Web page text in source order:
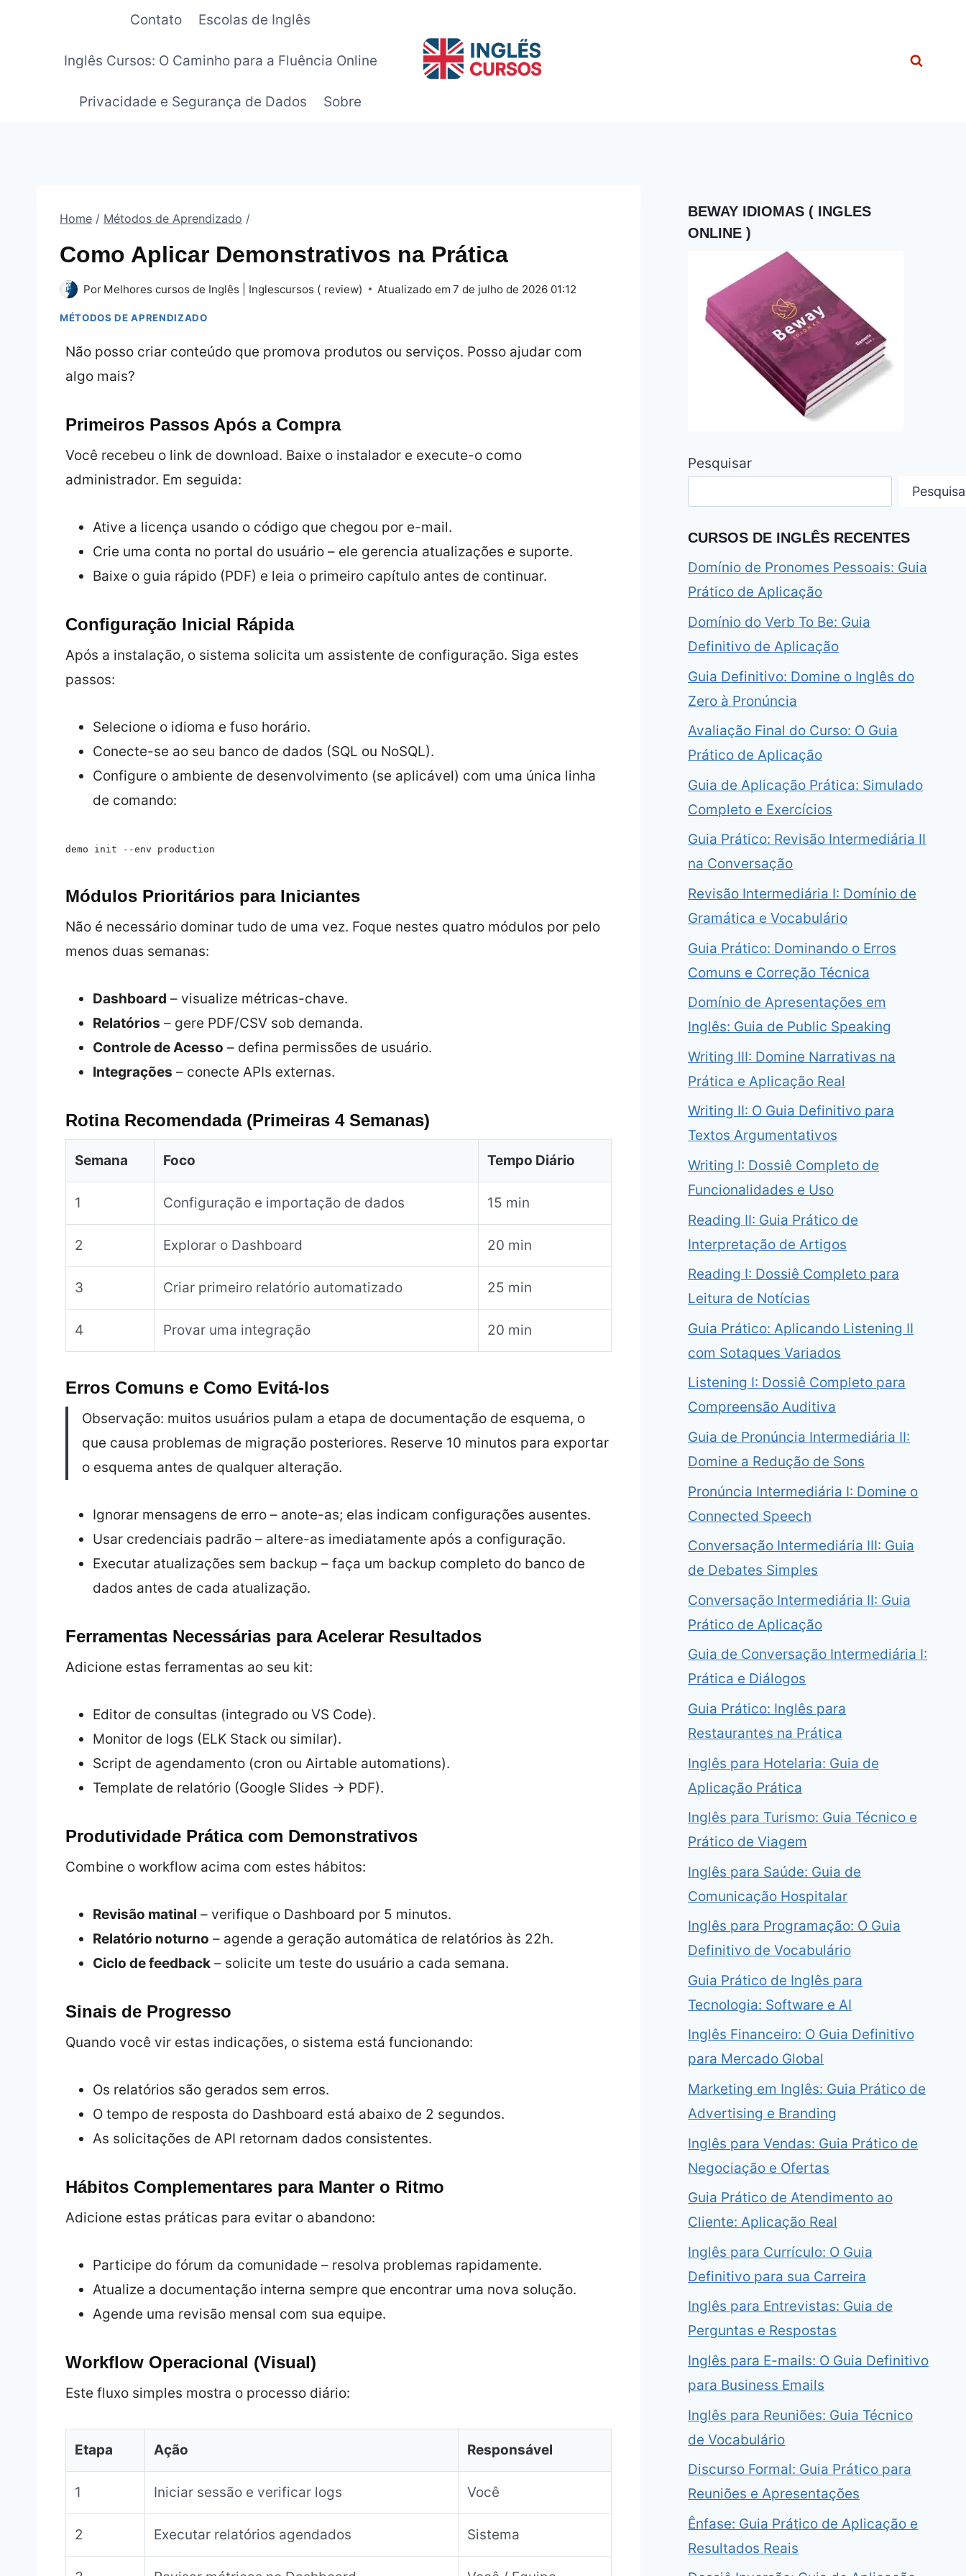
Contato Escolas de Inglês
Inglês Cursos: O Caminho para a Fluência Online
Privacidade e Segurança de Dados Sobre
Home / Métodos de Aprendizado /
Como Aplicar Demonstrativos na Prática
Por Melhores cursos de Inglês | Inglescursos ( review) Atualizado em 7 de julho de 2026 01:12
MÉTODOS DE APRENDIZADO
Não posso criar conteúdo que promova produtos ou serviços. Posso ajudar com
algo mais?
Primeiros Passos Após a Compra
Você recebeu o link de download. Baixe o instalador e execute-o como
administrador. Em seguida:
Ative a licença usando o código que chegou por e-mail.
Crie uma conta no portal do usuário – ele gerencia atualizações e suporte.
Baixe o guia rápido (PDF) e leia o primeiro capítulo antes de continuar.
Configuração Inicial Rápida
Após a instalação, o sistema solicita um assistente de configuração. Siga estes
passos:
Selecione o idioma e fuso horário.
Conecte-se ao seu banco de dados (SQL ou NoSQL).
Configure o ambiente de desenvolvimento (se aplicável) com uma única linha
de comando:
demo init --env production
Módulos Prioritários para Iniciantes
Não é necessário dominar tudo de uma vez. Foque nestes quatro módulos por pelo
menos duas semanas:
Dashboard – visualize métricas-chave.
Relatórios – gere PDF/CSV sob demanda.
Controle de Acesso – defina permissões de usuário.
Integrações – conecte APIs externas.
Rotina Recomendada (Primeiras 4 Semanas)
Semana Foco Tempo Diário
1 Configuração e importação de dados 15 min
2 Explorar o Dashboard 20 min
3 Criar primeiro relatório automatizado 25 min
4 Provar uma integração 20 min
Erros Comuns e Como Evitá-los
Observação: muitos usuários pulam a etapa de documentação de esquema, o
que causa problemas de migração posteriores. Reserve 10 minutos para exportar
o esquema antes de qualquer alteração.
Ignorar mensagens de erro – anote-as; elas indicam configurações ausentes.
Usar credenciais padrão – altere-as imediatamente após a configuração.
Executar atualizações sem backup – faça um backup completo do banco de
dados antes de cada atualização.
Ferramentas Necessárias para Acelerar Resultados
Adicione estas ferramentas ao seu kit:
Editor de consultas (integrado ou VS Code).
Monitor de logs (ELK Stack ou similar).
Script de agendamento (cron ou Airtable automations).
Template de relatório (Google Slides → PDF).
Produtividade Prática com Demonstrativos
Combine o workflow acima com estes hábitos:
Revisão matinal – verifique o Dashboard por 5 minutos.
Relatório noturno – agende a geração automática de relatórios às 22h.
Ciclo de feedback– solicite um teste do usuário a cada semana.
Sinais de Progresso
Quando você vir estas indicações, o sistema está funcionando:
Os relatórios são gerados sem erros.
O tempo de resposta do Dashboard está abaixo de 2 segundos.
As solicitações de API retornam dados consistentes.
Hábitos Complementares para Manter o Ritmo
Adicione estas práticas para evitar o abandono:
Participe do fórum da comunidade – resolva problemas rapidamente.
Atualize a documentação interna sempre que encontrar uma nova solução.
Agende uma revisão mensal com sua equipe.
Workflow Operacional (Visual)
Este fluxo simples mostra o processo diário:
Etapa Ação Responsável
1 Iniciar sessão e verificar logs Você
2 Executar relatórios agendados Sistema
BEWAY IDIOMAS ( INGLES
ONLINE )
Pesquisar
CURSOS DE INGLÊS RECENTES
Domínio de Pronomes Pessoais: Guia
Prático de Aplicação
Domínio do Verb To Be: Guia
Definitivo de Aplicação
Guia Definitivo: Domine o Inglês do
Zero à Pronúncia
Avaliação Final do Curso: O Guia
Prático de Aplicação
Guia de Aplicação Prática: Simulado
Completo e Exercícios
Guia Prático: Revisão Intermediária II
na Conversação
Revisão Intermediária I: Domínio de
Gramática e Vocabulário
Guia Prático: Dominando o Erros
Comuns e Correção Técnica
Domínio de Apresentações em
Inglês: Guia de Public Speaking
Writing III: Domine Narrativas na
Prática e Aplicação Real
Writing II: O Guia Definitivo para
Textos Argumentativos
Writing I: Dossiê Completo de
Funcionalidades e Uso
Reading II: Guia Prático de
Interpretação de Artigos
Reading I: Dossiê Completo para
Leitura de Notícias
Guia Prático: Aplicando Listening II
com Sotaques Variados
Listening I: Dossiê Completo para
Compreensão Auditiva
Guia de Pronúncia Intermediária II:
Domine a Redução de Sons
Pronúncia Intermediária I: Domine o
Connected Speech
Conversação Intermediária III: Guia
de Debates Simples
Conversação Intermediária II: Guia
Prático de Aplicação
Guia de Conversação Intermediária I:
Prática e Diálogos
Guia Prático: Inglês para
Restaurantes na Prática
Inglês para Hotelaria: Guia de
Aplicação Prática
Inglês para Turismo: Guia Técnico e
Prático de Viagem
Inglês para Saúde: Guia de
Comunicação Hospitalar
Inglês para Programação: O Guia
Definitivo de Vocabulário
Guia Prático de Inglês para
Tecnologia: Software e AI
Inglês Financeiro: O Guia Definitivo
para Mercado Global
Marketing em Inglês: Guia Prático de
Advertising e Branding
Inglês para Vendas: Guia Prático de
Negociação e Ofertas
Guia Prático de Atendimento ao
Cliente: Aplicação Real
Inglês para Currículo: O Guia
Definitivo para sua Carreira
Inglês para Entrevistas: Guia de
Perguntas e Respostas
Inglês para E-mails: O Guia Definitivo
para Business Emails
Inglês para Reuniões: Guia Técnico
de Vocabulário
Discurso Formal: Guia Prático para
Reuniões e Apresentações
Ênfase: Guia Prático de Aplicação e
Resultados Reais